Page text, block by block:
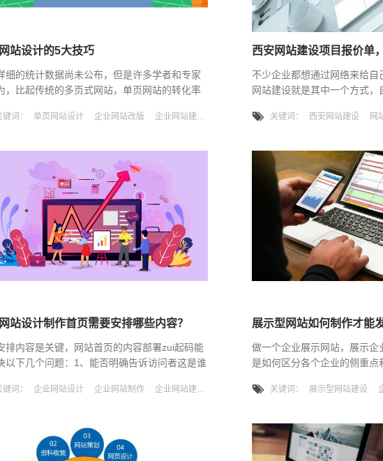
站设计的5大技巧
细的统计数据尚未公布，但是许多学者和专家
，比起传统的多页式网站，单页网站的转化率
改版成为单页设计之后，网站的用户注册上升
然，这并不奇怪。单页网站导航方式简单，用
迷路，只需上下滚动。单页网站内容更专注，
递更清晰，更有针对性。单页网站几乎可以在
设备上流畅浏览
键词： 单页网站设计 企业网站改版 企业网站建设
西安网站建设项目报价单
不少企业都想通过网络来给自
网站建设就是其中一个方式，
网站营销实现了企业了营收
网站建设的公司非常的多，同
用户想找一个满意的公司要需
明一个问题，大多数企业公
做好一个企业网站，首先要解
关键词： 西安网站建设 网
站设计制作首页需要安排哪些内容？
排内容是关键，网站首页的内容部署zui起码能
以下几个问题：1、能否明确告诉访问者这是谁
或服务有什么与众不同的地方？4、网民能否找
解决上述问题呢？沙漠风根据多年建站经验给
站主提两条建议：一、首页放置企业核心内容
键词： 企业网站设计 企业网站制作 企业网站建设
展示型网站如何制作才能
做一个企业展示网站，展示企
是如何区分各个企业的侧重点
花瓶，我们需要从中获得利益
站制作不要只求美观，盲目应
要根据企业特点定制网站。
站，唯科网络网站制作公司
关键词： 展示型网站建设